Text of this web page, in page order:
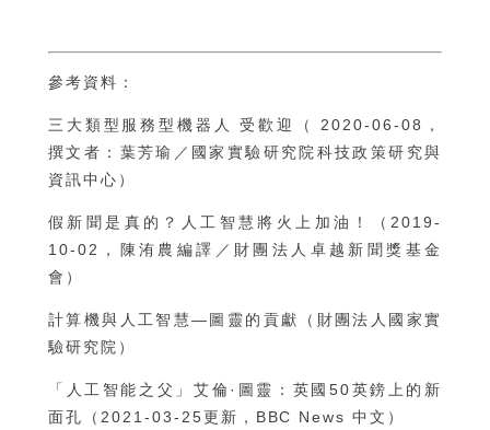
參考資料：
三大類型服務型機器人 受歡迎
（ 2020-06-08，
撰文者：葉芳瑜／國家實驗研究院科技政策研究與
資訊中心）
假新聞是真的？人工智慧將火上加油！
（2019-
10-02，陳洧農編譯／財團法人卓越新聞獎基金
會）
計算機與人工智慧—圖靈的貢獻
（財團法人國家實
驗研究院）
「人工智能之父」艾倫·圖靈：英國50英鎊上的新
面孔
（2021-03-25更新，BBC News 中文）